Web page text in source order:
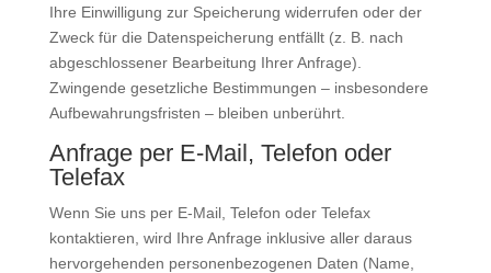
Ihre Einwilligung zur Speicherung widerrufen oder der
Zweck für die Datenspeicherung entfällt (z. B. nach
abgeschlossener Bearbeitung Ihrer Anfrage).
Zwingende gesetzliche Bestimmungen – insbesondere
Aufbewahrungsfristen – bleiben unberührt.
Anfrage per E-Mail, Telefon oder
Telefax
Wenn Sie uns per E-Mail, Telefon oder Telefax
kontaktieren, wird Ihre Anfrage inklusive aller daraus
hervorgehenden personenbezogenen Daten (Name,